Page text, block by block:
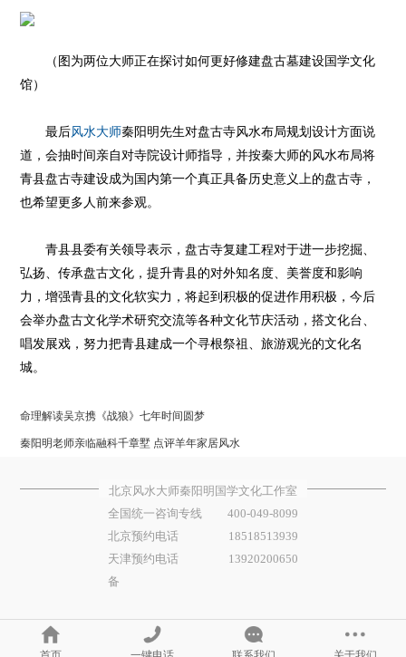
（图为两位大师正在探讨如何更好修建盘古墓建设国学文化
馆）
最后风水大师秦阳明先生对盘古寺风水布局规划设计方面说
道，会抽时间亲自对寺院设计师指导，并按秦大师的风水布局将
青县盘古寺建设成为国内第一个真正具备历史意义上的盘古寺，
也希望更多人前来参观。
青县县委有关领导表示，盘古寺复建工程对于进一步挖掘、
弘扬、传承盘古文化，提升青县的对外知名度、美誉度和影响
力，增强青县的文化软实力，将起到积极的促进作用积极，今后
会举办盘古文化学术研究交流等各种文化节庆活动，搭文化台、
唱发展戏，努力把青县建成一个寻根祭祖、旅游观光的文化名
城。
命理解读吴京携《战狼》七年时间圆梦
秦阳明老师亲临融科千章墅 点评羊年家居风水
北京风水大师秦阳明国学文化工作室
全国统一咨询专线
400-049-8099
北京预约电话
18518513939
天津预约电话
13920200650
备